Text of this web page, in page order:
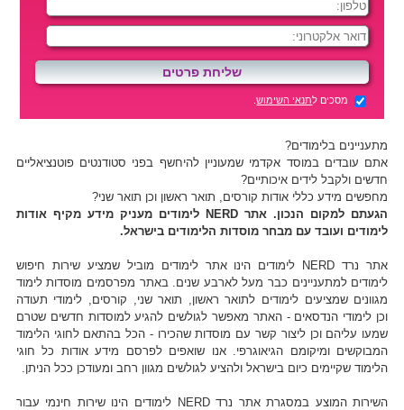
מסכים לתנאי השימוש.
מתעניינים בלימודים?
אתם עובדים במוסד אקדמי שמעוניין להיחשף בפני סטודנטים פוטנציאליים
חדשים ולקבל לידים איכותיים?
מחפשים מידע כללי אודות קורסים, תואר ראשון וכן תואר שני?
הגעתם למקום הנכון. אתר NERD לימודים מעניק מידע מקיף אודות
לימודים ועובד עם מבחר מוסדות הלימודים בישראל.
אתר נרד NERD לימודים הינו אתר לימודים מוביל שמציע שירות חיפוש
לימודים למתעניינים כבר מעל לארבע שנים. באתר מפרסמים מוסדות לימוד
מגוונים שמציעים לימודים לתואר ראשון, תואר שני, קורסים, לימודי תעודה
וכן לימודי הנדסאים - האתר מאפשר לגולשים להגיע למוסדות חדשים שטרם
שמעו עליהם וכן ליצור קשר עם מוסדות שהכירו - הכל בהתאם לחוגי הלימוד
המבוקשים ומיקומם הגיאוגרפי. אנו שואפים לפרסם מידע אודות כל חוגי
הלימוד שקיימים כיום בישראל ולהציע לגולשים מגוון רחב ומעודכן ככל הניתן.
השירות המוצע במסגרת אתר נרד NERD לימודים הינו שירות חינמי עבור